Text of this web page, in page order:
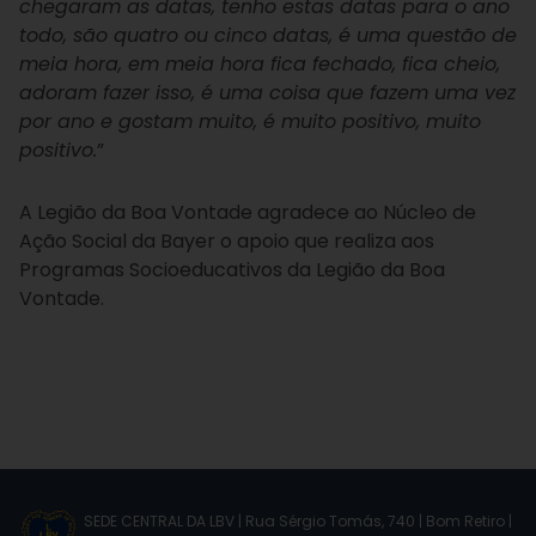
chegaram as datas, tenho estas datas para o ano
todo, são quatro ou cinco datas, é uma questão de
meia hora, em meia hora fica fechado, fica cheio,
adoram fazer isso, é uma coisa que fazem uma vez
por ano e gostam muito, é muito positivo, muito
positivo.”
A Legião da Boa Vontade agradece ao Núcleo de
Ação Social da Bayer o apoio que realiza aos
Programas Socioeducativos da Legião da Boa
Vontade.
SEDE CENTRAL DA LBV | Rua Sérgio Tomás, 740 | Bom Retiro |